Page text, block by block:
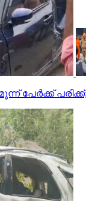
മൂന്ന് പേര്‍ക്ക്